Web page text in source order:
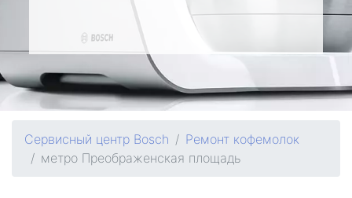
Сервисный центр Bosch
Ремонт кофемолок
метро Преображенская площадь